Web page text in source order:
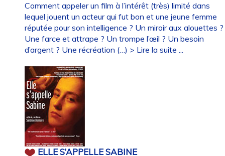
Comment appeler un film à l’intérêt (très) limité dans
lequel jouent un acteur qui fut bon et une jeune femme
réputée pour son intelligence ? Un miroir aux alouettes ?
Une farce et attrape ? Un trompe l’œil ? Un besoin
d’argent ? Une récréation (…) > Lire la suite ...
ELLE S’APPELLE SABINE